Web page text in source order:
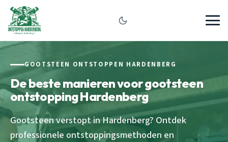
GOOTSTEEN ONTSTOPPEN HARDENBERG
De beste manieren voor gootsteen
ontstopping Hardenberg
Gootsteen verstopt in Hardenberg? Ontdek
professionele ontstoppingsmethoden en